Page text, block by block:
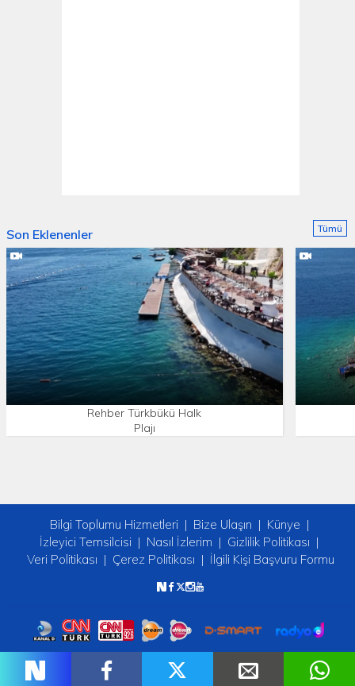
Son Eklenenler
Rehber Türkbükü Halk
Plajı
Tümü
Bilgi Toplumu Hizmetleri Bize Ulaşın
Künye
İzleyici Temsilcisi
Nasıl İzlerim
Gizlilik Politikası
Veri Politikası
Çerez Politikası İlgili Kişi Başvuru Formu